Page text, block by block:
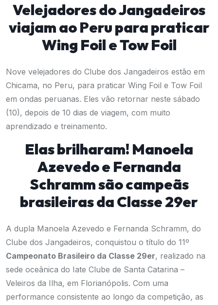
Velejadores do Jangadeiros
viajam ao Peru para praticar
Wing Foil e Tow Foil
Nove velejadores do Clube dos Jangadeiros estão em
Chicama, no Peru, para praticar Wing Foil e Tow Foil
em ondas peruanas. Eles vão retornar neste sábado
(10), depois de 10 dias de viagem, com muito
aprendizado e treinamento.
Elas brilharam! Manoela
Azevedo e Fernanda
Schramm são campeãs
brasileiras da Classe 29er
A dupla Manoela Azevedo e Fernanda Schramm, do
Clube dos Jangadeiros, conquistou o título do 11º
Campeonato Brasileiro da Classe 29er, realizado na
sede oceânica do Iate Clube de Santa Catarina –
Veleiros da Ilha, em Florianópolis. Com uma
performance consistente ao longo da competição, as